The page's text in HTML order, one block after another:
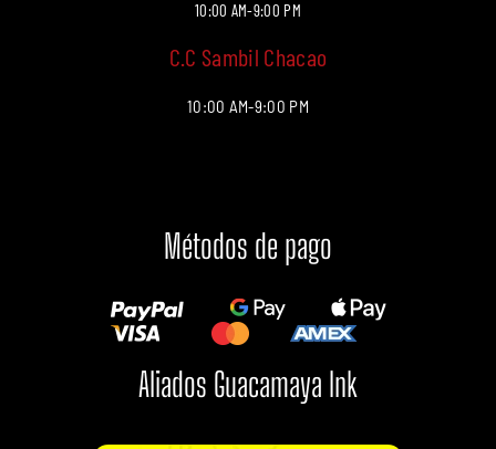
10:00 AM-9:00 PM
C.C Sambil Chacao
10:00 AM-9:00 PM
Métodos de pago
Aliados Guacamaya Ink